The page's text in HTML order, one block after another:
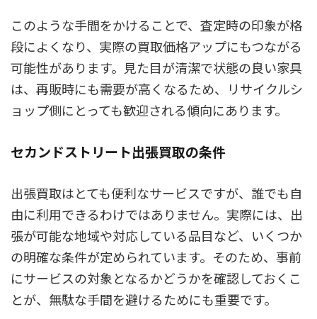
このような手間をかけることで、査定時の印象が格
段によくなり、実際の買取価格アップにもつながる
可能性があります。見た目が清潔で状態の良い家具
は、再販時にも需要が高くなるため、リサイクルシ
ョップ側にとっても歓迎される傾向にあります。
セカンドストリート出張買取の条件
出張買取はとても便利なサービスですが、誰でも自
由に利用できるわけではありません。実際には、出
張が可能な地域や対応している品目など、いくつか
の明確な条件が定められています。そのため、事前
にサービスの対象となるかどうかを確認しておくこ
とが、無駄な手間を避けるためにも重要です。